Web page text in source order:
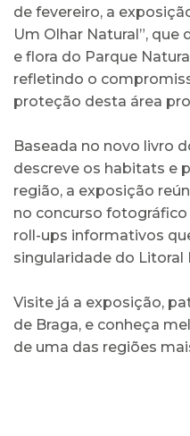
de fevereiro, a
Um Olhar Natural”,
e flora do Parque
refletindo o
proteção desta área
Baseada no novo livro
descreve os habitats e
região, a exposição
no concurso fotográfico
roll-ups informativos
singularidade do Litoral
Visite já a exposição,
de Braga, e conheça
de uma das regiões